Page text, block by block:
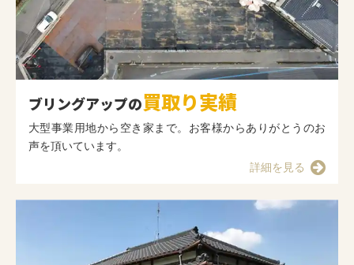
ブリングアップの買取り実績
大型事業用地から空き家まで。お客様からありがとうのお
声を頂いています。
詳細を見る